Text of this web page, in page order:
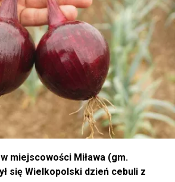
miejscowości Miława (gm.
się Wielkopolski dzień cebuli z